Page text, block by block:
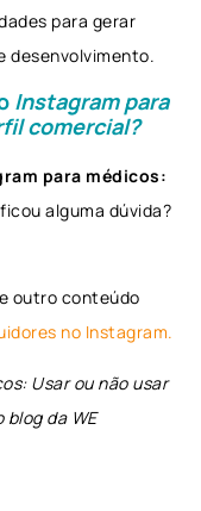
para gerar
desenvolvimento.
Instagram para
comercial?
para médicos:
alguma dúvida?
outro conteúdo
no Instagram.
Usar ou não usar
da WE